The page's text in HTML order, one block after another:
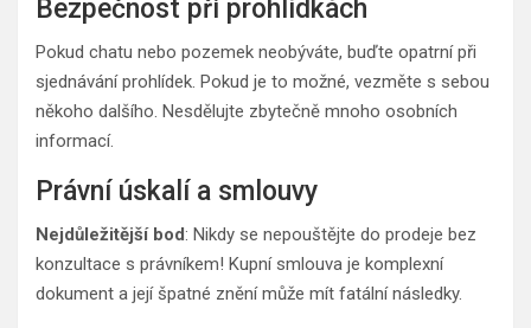
Bezpečnost při prohlídkách
Pokud chatu nebo pozemek neobýváte, buďte opatrní při
sjednávání prohlídek. Pokud je to možné, vezměte s sebou
někoho dalšího. Nesdělujte zbytečně mnoho osobních
informací.
Právní úskalí a smlouvy
Nejdůležitější bod: Nikdy se nepouštějte do prodeje bez
konzultace s právníkem! Kupní smlouva je komplexní
dokument a její špatné znění může mít fatální následky.